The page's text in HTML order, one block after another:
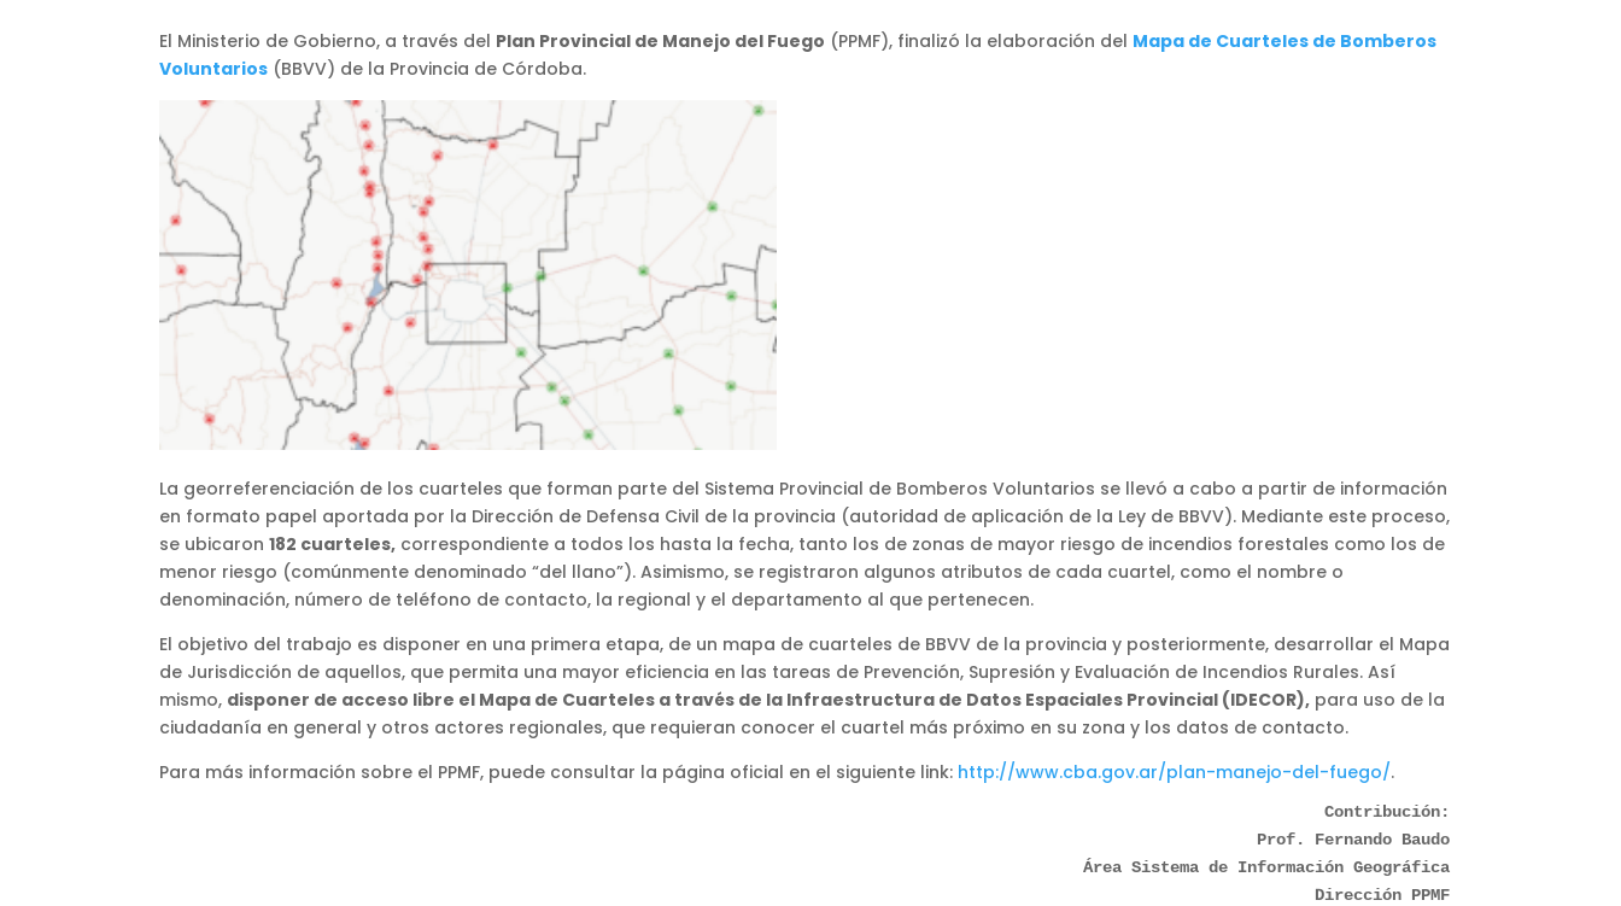
El Ministerio de Gobierno, a través del Plan Provincial de Manejo del Fuego (PPMF), finalizó la elaboración del Mapa de Cuarteles de Bomberos
Voluntarios (BBVV) de la Provincia de Córdoba.
La georreferenciación de los cuarteles que forman parte del Sistema Provincial de Bomberos Voluntarios se llevó a cabo a partir de información
en formato papel aportada por la Dirección de Defensa Civil de la provincia (autoridad de aplicación de la Ley de BBVV). Mediante este proceso,
se ubicaron 182 cuarteles, correspondiente a todos los hasta la fecha, tanto los de zonas de mayor riesgo de incendios forestales como los de
menor riesgo (comúnmente denominado “del llano”). Asimismo, se registraron algunos atributos de cada cuartel, como el nombre o
denominación, número de teléfono de contacto, la regional y el departamento al que pertenecen.
El objetivo del trabajo es disponer en una primera etapa, de un mapa de cuarteles de BBVV de la provincia y posteriormente, desarrollar el Mapa
de Jurisdicción de aquellos, que permita una mayor eficiencia en las tareas de Prevención, Supresión y Evaluación de Incendios Rurales. Así
mismo, disponer de acceso libre el Mapa de Cuarteles a través de la Infraestructura de Datos Espaciales Provincial (IDECOR), para uso de la
ciudadanía en general y otros actores regionales, que requieran conocer el cuartel más próximo en su zona y los datos de contacto.
Para más información sobre el PPMF, puede consultar la página oficial en el siguiente link: http://www.cba.gov.ar/plan-manejo-del-fuego/.
Contribución:
Prof. Fernando Baudo
Área Sistema de Información Geográfica
Dirección PPMF